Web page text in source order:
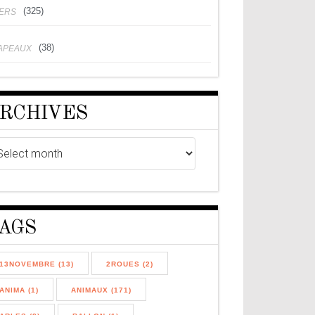
(325)
(38)
13NOVEMBRE (13) 2ROUES (2)
ANIMA (1) ANIMAUX (171)